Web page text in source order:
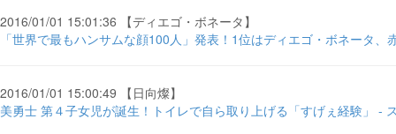
2016/01/01 15:01:36 【ディエゴ・ボネータ】
「世界で最もハンサムな顔100人」発表！1位はディエゴ・ボネータ、
2016/01/01 15:00:49 【日向燦】
美勇士 第４子女児が誕生！トイレで自ら取り上げる「すげぇ経験」 -